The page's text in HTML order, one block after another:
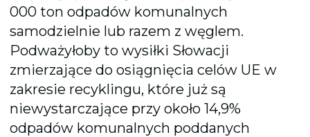
000 ton odpadów komunalnych
samodzielnie lub razem z węglem.
Podważyłoby to wysiłki Słowacji
zmierzające do osiągnięcia celów UE w
zakresie recyklingu, które już są
niewystarczające przy około 14,9%
odpadów komunalnych poddanych